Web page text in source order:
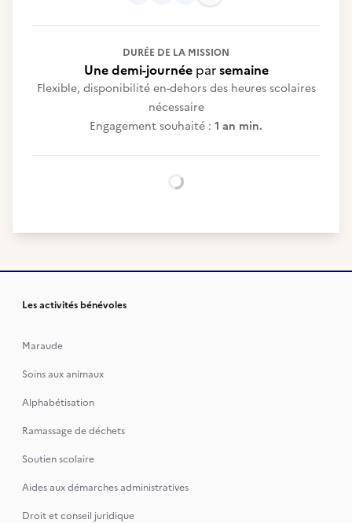
DURÉE DE LA MISSION
Une demi-journéeparsemaine
Flexible, disponibilité en-dehors des heures scolaires
nécessaire
Engagement souhaité : 1 an min.
Chargement...
Les activités bénévoles
Maraude
Soins aux animaux
Alphabétisation
Ramassage de déchets
Soutien scolaire
Aides aux démarches administratives
Droit et conseil juridique